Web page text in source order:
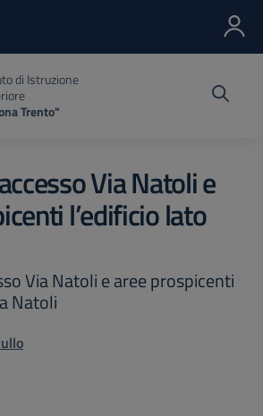
di Istruzione
Trento"
Via Natoli e
l’edificio lato
Via Natoli e aree prospicenti
Natoli